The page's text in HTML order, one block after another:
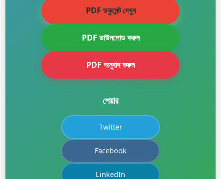
PDF ডকুমেন্ট দেখুন
PDF ডাউনলোড করুন
PDF অনুবাদ করুন
শেয়ার
Twitter
Facebook
LinkedIn